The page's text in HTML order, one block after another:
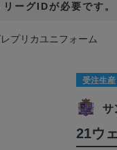
ーグIDが必要です。
プリカユニフォーム
受注生産
サ
21ウ